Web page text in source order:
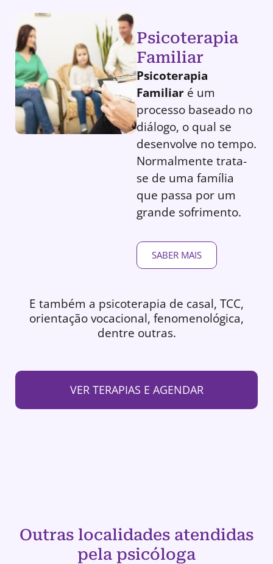
Psicoterapia
Familiar
Psicoterapia
Familiar é um
processo baseado no
diálogo, o qual se
desenvolve no tempo.
Normalmente trata-
se de uma família
que passa por um
grande sofrimento.
SABER MAIS
E também a psicoterapia de casal, TCC,
orientação vocacional, fenomenológica,
dentre outras.
VER TERAPIAS E AGENDAR
Outras localidades atendidas
pela psicóloga